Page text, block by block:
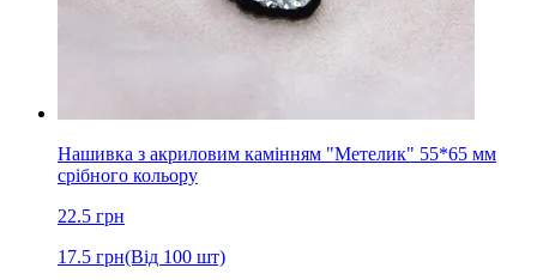
Нашивка з акриловим камінням "Метелик" 55*65 мм
срібного кольору
22.5 грн
17.5 грн(Від 100 шт)